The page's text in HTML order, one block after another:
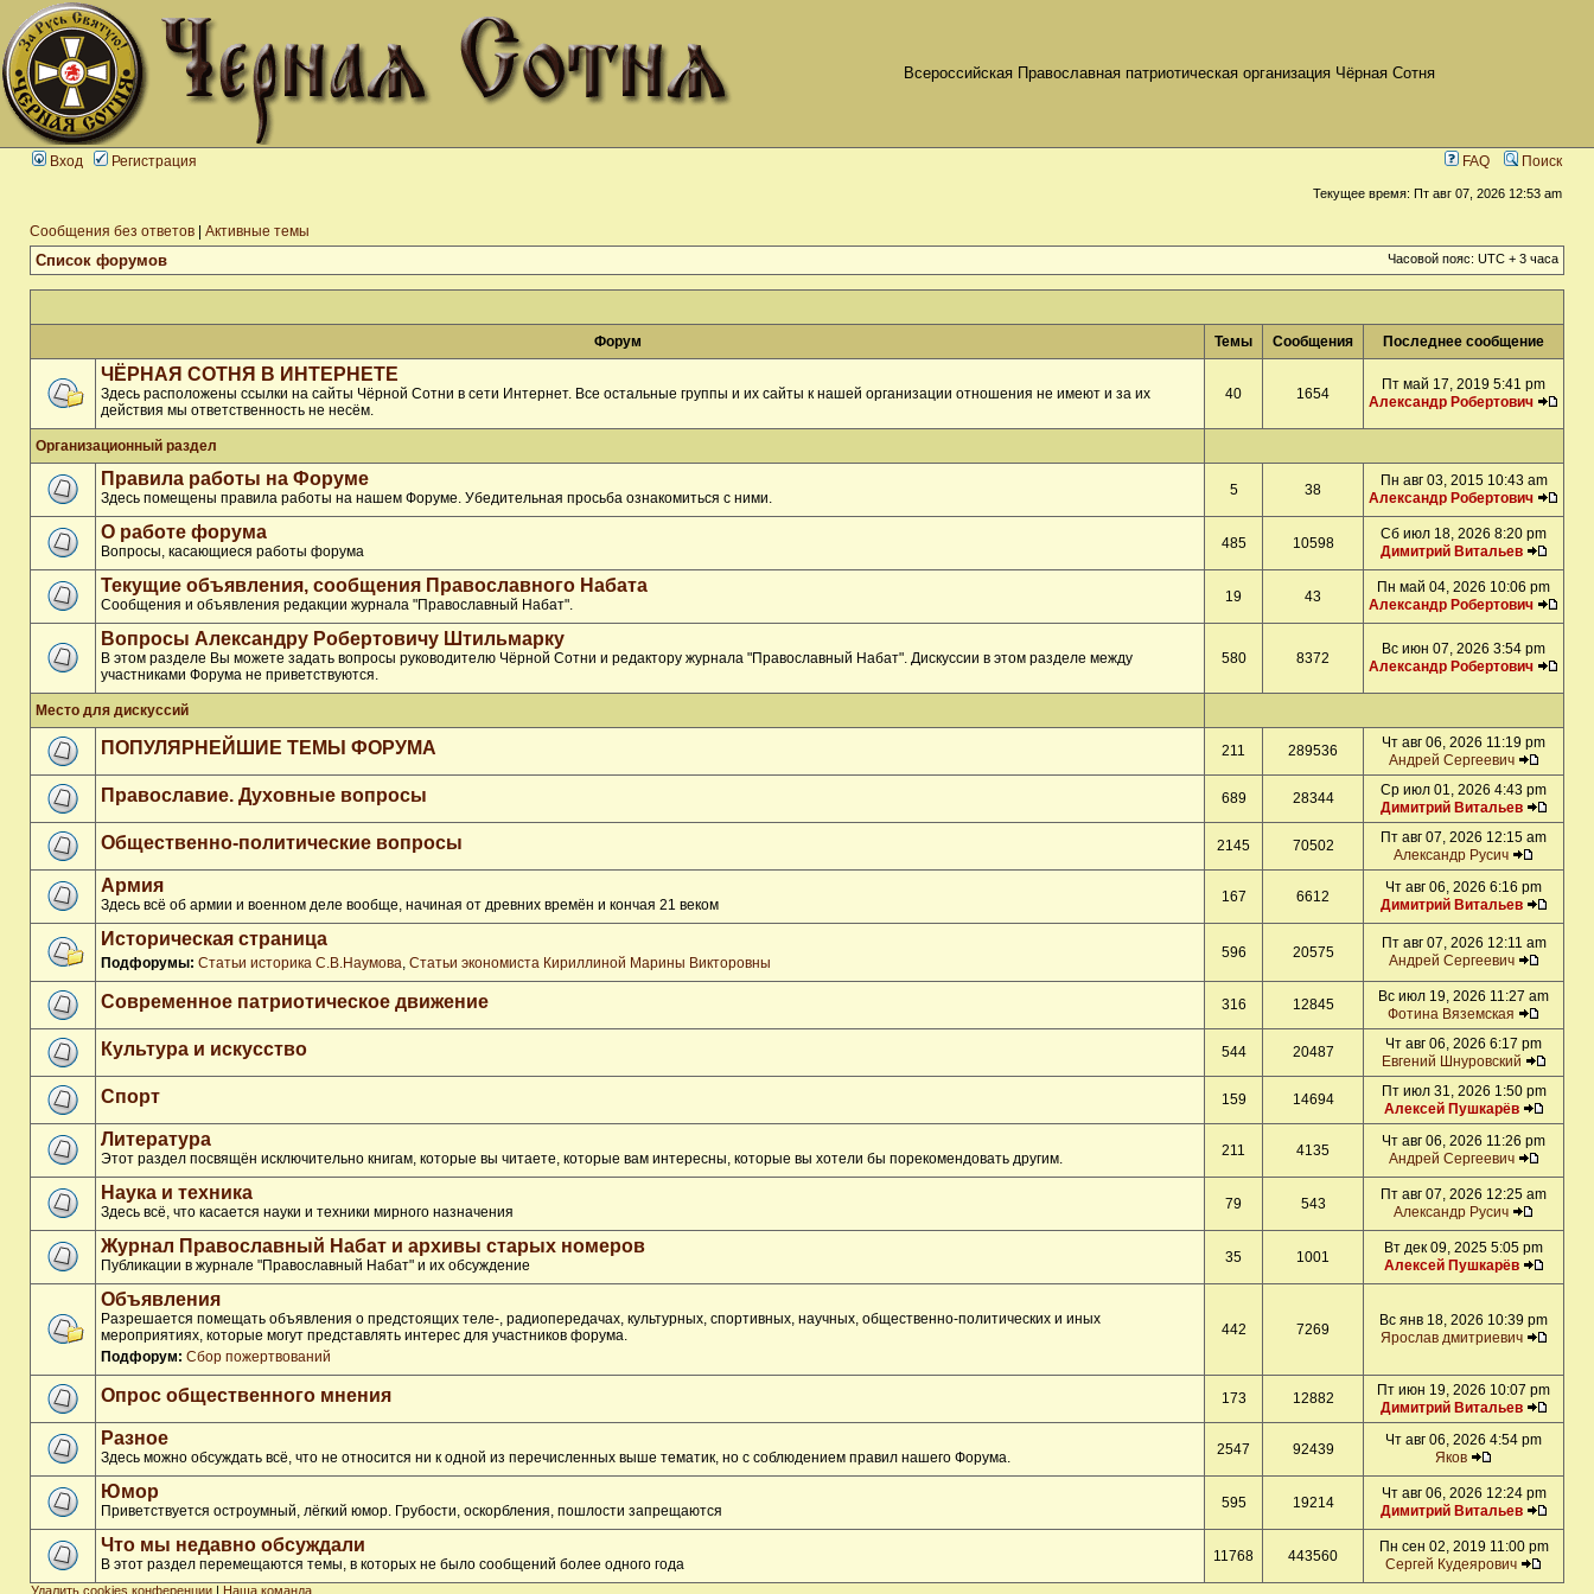
Всероссийская Православная патриотическая организация Чёрная Сотня
Вход Регистрация FAQ Поиск
Текущее время: Пт авг 07, 2026 12:53 am
Сообщения без ответов Активные темы
Список форумов Часовой пояс: UTC + 3 часа
Форум Темы Сообщения Последнее сообщение
ЧЁРНАЯ СОТНЯ В ИНТЕРНЕТЕ
Здесь расположены ссылки на сайты Чёрной Сотни в сети Интернет. Все остальные группы и их сайты к нашей организации отношения не имеют и за их
действия мы ответственность не несём.
40 1654
Пт май 17, 2019 5:41 pm
Александр Робертович
Организационный раздел
Правила работы на Форуме
Здесь помещены правила работы на нашем Форуме. Убедительная просьба ознакомиться с ними. 5 38
Пн авг 03, 2015 10:43 am
Александр Робертович
О работе форума
Вопросы, касающиеся работы форума 485 10598
Сб июл 18, 2026 8:20 pm
Димитрий Витальев
Текущие объявления, сообщения Православного Набата
Сообщения и объявления редакции журнала "Православный Набат". 19 43
Пн май 04, 2026 10:06 pm
Александр Робертович
Вопросы Александру Робертовичу Штильмарку
В этом разделе Вы можете задать вопросы руководителю Чёрной Сотни и редактору журнала "Православный Набат". Дискуссии в этом разделе между
участниками Форума не приветствуются.
580 8372
Вс июн 07, 2026 3:54 pm
Александр Робертович
Место для дискуссий
ПОПУЛЯРНЕЙШИЕ ТЕМЫ ФОРУМА 211 289536
Чт авг 06, 2026 11:19 pm
Андрей Сергеевич
Православие. Духовные вопросы 689 28344
Ср июл 01, 2026 4:43 pm
Димитрий Витальев
Общественно-политические вопросы 2145 70502
Пт авг 07, 2026 12:15 am
Александр Русич
Армия
Здесь всё об армии и военном деле вообще, начиная от древних времён и кончая 21 веком 167 6612
Чт авг 06, 2026 6:16 pm
Димитрий Витальев
Историческая страница
Подфорумы: Статьи историка С.В.Наумова, Статьи экономиста Кириллиной Марины Викторовны
596 20575
Пт авг 07, 2026 12:11 am
Андрей Сергеевич
Современное патриотическое движение 316 12845
Вс июл 19, 2026 11:27 am
Фотина Вяземская
Культура и искусство 544 20487
Чт авг 06, 2026 6:17 pm
Евгений Шнуровский
Спорт 159 14694
Пт июл 31, 2026 1:50 pm
Алексей Пушкарёв
Литература
Этот раздел посвящён исключительно книгам, которые вы читаете, которые вам интересны, которые вы хотели бы порекомендовать другим. 211 4135
Чт авг 06, 2026 11:26 pm
Андрей Сергеевич
Наука и техника
Здесь всё, что касается науки и техники мирного назначения 79 543
Пт авг 07, 2026 12:25 am
Александр Русич
Журнал Православный Набат и архивы старых номеров
Публикации в журнале "Православный Набат" и их обсуждение 35 1001
Вт дек 09, 2025 5:05 pm
Алексей Пушкарёв
Объявления
Разрешается помещать объявления о предстоящих теле-, радиопередачах, культурных, спортивных, научных, общественно-политических и иных
мероприятиях, которые могут представлять интерес для участников форума.
Подфорум: Сбор пожертвований
442 7269
Вс янв 18, 2026 10:39 pm
Ярослав дмитриевич
Опрос общественного мнения 173 12882
Пт июн 19, 2026 10:07 pm
Димитрий Витальев
Разное
Здесь можно обсуждать всё, что не относится ни к одной из перечисленных выше тематик, но с соблюдением правил нашего Форума. 2547 92439
Чт авг 06, 2026 4:54 pm
Яков
Юмор
Приветствуется остроумный, лёгкий юмор. Грубости, оскорбления, пошлости запрещаются 595 19214
Чт авг 06, 2026 12:24 pm
Димитрий Витальев
Что мы недавно обсуждали
В этот раздел перемещаются темы, в которых не было сообщений более одного года 11768 443560
Пн сен 02, 2019 11:00 pm
Сергей Кудеярович
Удалить cookies конференции | Наша команда